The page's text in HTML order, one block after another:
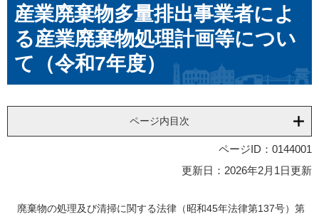
文産業廃棄物多量排出事業者によ
る産業廃棄物処理計画等につい
て（令和7年度）
ページ内目次
ページID：0144001
更新日：2026年2月1日更新
廃棄物の処理及び清掃に関する法律（昭和45年法律第137号）第